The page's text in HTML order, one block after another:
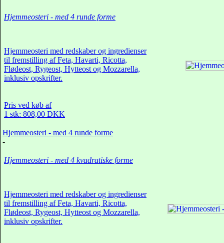
Hjemmeosteri - med 4 runde forme
Hjemmeosteri med redskaber og ingredienser
til fremstilling af Feta, Havarti, Ricotta,
Flødeost, Rygeost, Hytteost og Mozzarella,
inklusiv opskrifter.
Pris ved køb af
1 stk: 808,00 DKK
Hjemmeosteri - med 4 runde forme
-
Hjemmeosteri - med 4 kvadratiske forme
Hjemmeosteri med redskaber og ingredienser
til fremstilling af Feta, Havarti, Ricotta,
Flødeost, Rygeost, Hytteost og Mozzarella,
inklusiv opskrifter.